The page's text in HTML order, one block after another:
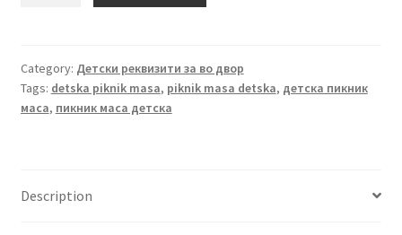
Dolu
D1300
quantity
Category: Детски реквизити за во двор
Tags: detska piknik masa, piknik masa detska, детска пикник
маса, пикник маса детска
Description